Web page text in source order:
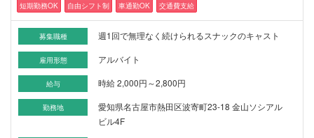
短期勤務OK
自由シフト制 車通勤OK 交通費支給
募集職種 週1回で無理なく続けられるスナックのキャスト
雇用形態 アルバイト
給与 時給 2,000円～2,800円
勤務地
愛知県名古屋市熱田区波寄町23-18 金山ソシアル
ビル4F